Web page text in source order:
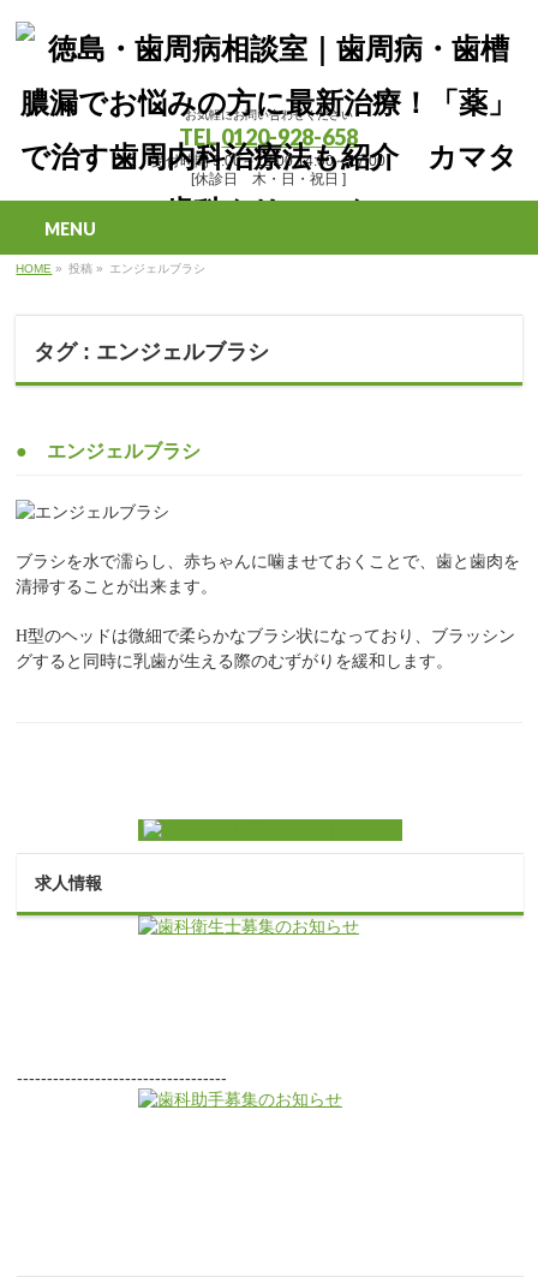
お気軽にお問い合わせください
TEL0120-928-658
受付時間 9:00～13:00 14:00～17:00
[休診日 木・日・祝日 ]
MENU
HOME » 投稿 » エンジェルブラシ
タグ : エンジェルブラシ
● エンジェルブラシ
ブラシを水で濡らし、赤ちゃんに噛ませておくことで、歯と歯肉を
清掃することが出来ます。
H型のヘッドは微細で柔らかなブラシ状になっており、ブラッシン
グすると同時に乳歯が生える際のむずがりを緩和します。
求人情報
-----------------------------------